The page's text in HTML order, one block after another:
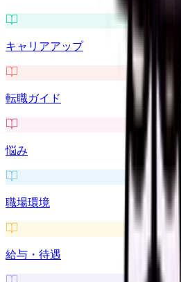
キャリアアップ
転職ガイド
悩み
職場環境
給与・待遇